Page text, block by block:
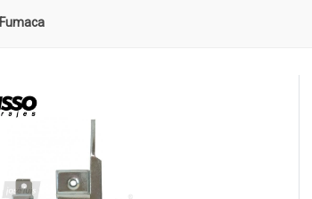
Fumaca